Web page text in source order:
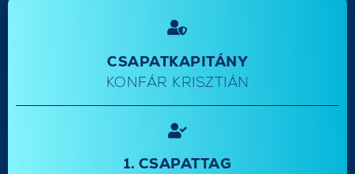
CSAPATKAPITÁNY
KONFÁR KRISZTIÁN
1. CSAPATTAG